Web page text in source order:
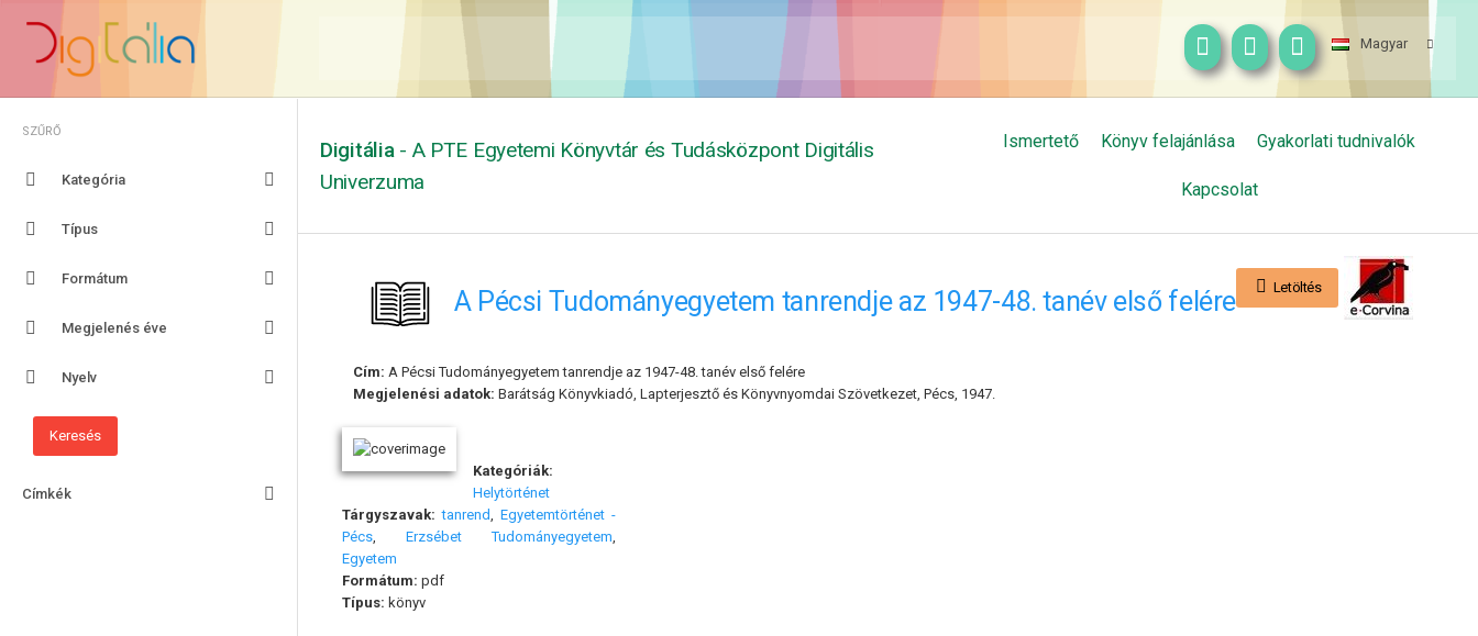
Magyar
SZŰRŐ
Kategória
Típus
Formátum
Megjelenés éve
Nyelv
Címkék
Digitália - A PTE Egyetemi Könyvtár és Tudásközpont Digitális
Univerzuma
Ismertető Könyv felajánlása Gyakorlati tudnivalók
Kapcsolat
A Pécsi Tudományegyetem tanrendje az 1947-48. tanév első felére Letöltés
Cím: A Pécsi Tudományegyetem tanrendje az 1947-48. tanév első felére
Megjelenési adatok: Barátság Könyvkiadó, Lapterjesztő és Könyvnyomdai Szövetkezet, Pécs, 1947.
Kategóriák:
Helytörténet
Tárgyszavak: tanrend
Egyetemtörténet -
Pécs
Erzsébet Tudományegyetem
Egyetem
Formátum: pdf
Típus: könyv